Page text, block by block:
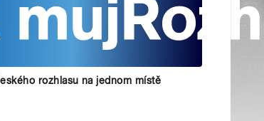
rozhlasu na jednom místě